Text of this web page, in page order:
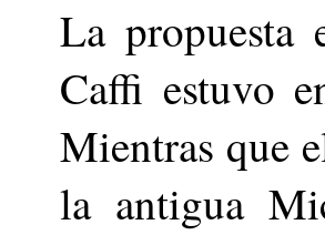
La propuesta
Caffi estuvo
Mientras que
la antigua